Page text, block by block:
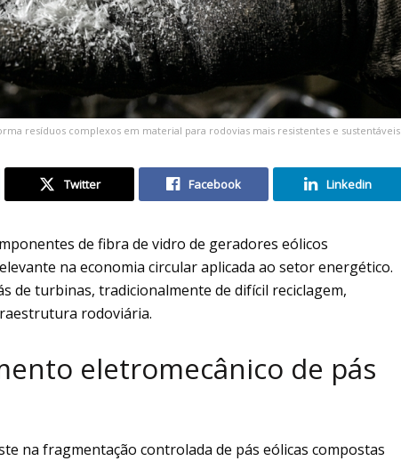
resíduos complexos em material para rodovias mais resistentes e sustentáveis.
Twitter Facebook Linkedin
de fibra de vidro de geradores eólicos
na economia circular aplicada ao setor energético.
de turbinas, tradicionalmente de difícil reciclagem,
rodoviária.
eletromecânico de pás
na fragmentação controlada de pás eólicas compostas